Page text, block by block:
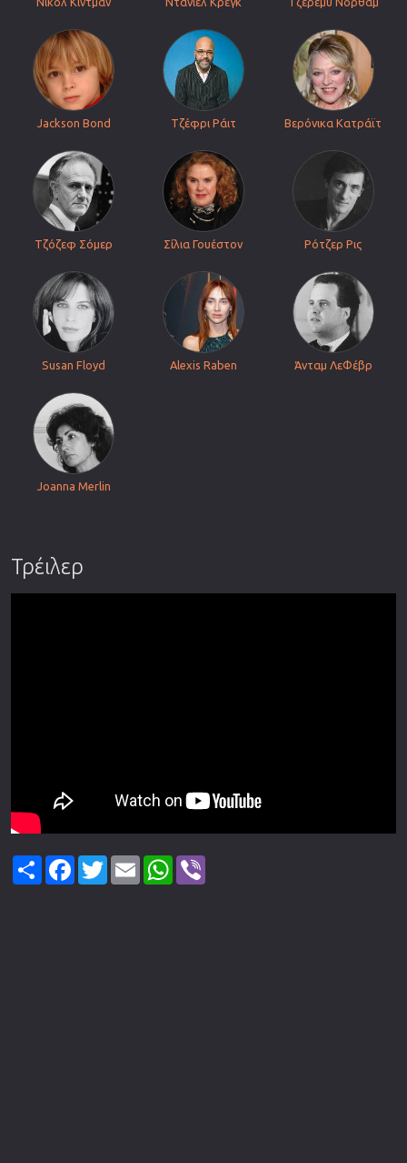
Jackson Bond Τζέφρι Ράιτ Βερόνικα Κατράϊτ
Τζόζεφ Σόμερ Σίλια Γουέστον Ρότζερ Ρις
Susan Floyd Alexis Raben Άνταμ ΛεΦέβρ
Joanna Merlin
Τρέιλερ
ShareFacebook
TwitterEmail WhatsApp